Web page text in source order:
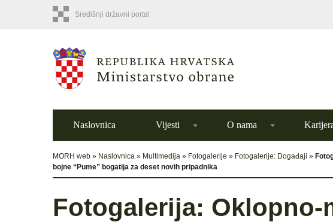
Središnji državni portal
Naslovnica Vijesti O nama
MORH web » Naslovnica » Multimedija » Fotogalerije » Fotogalerije: Događaji »
bojne “Pume” bogatija za deset novih pripadnika
Fotogalerija: Oklopno-